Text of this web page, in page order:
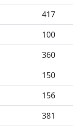
417
100
360
150
156
381